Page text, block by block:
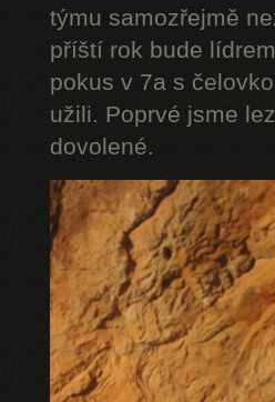
týmu samozřejmě
příští rok bude
pokus v 7a s
užili. Poprvé jsme
dovolené.